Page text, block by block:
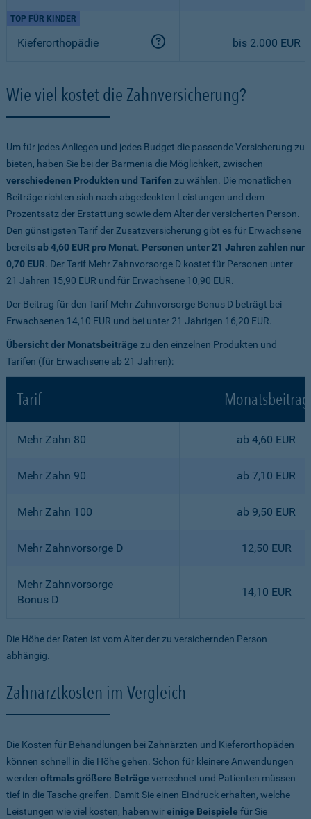
TOP FÜR KINDER
Kieferorthopädie bis 2.000 EUR
Wie viel kostet die Zahnversicherung?
Um für jedes Anliegen und jedes Budget die passende Versicherung zu
bieten, haben Sie bei der Barmenia die Möglichkeit, zwischen
verschiedenen Produkten und Tarifen zu wählen. Die monatlichen
Beiträge richten sich nach abgedeckten Leistungen und dem
Prozentsatz der Erstattung sowie dem Alter der versicherten Person.
Den günstigsten Tarif der Zusatzversicherung gibt es für Erwachsene
bereitsab 4,60 EUR pro Monat. Personen unter 21 Jahren zahlen nur
0,70 EUR. Der Tarif Mehr Zahnvorsorge D kostet für Personen unter
21 Jahren 15,90 EUR und für Erwachsene 10,90 EUR.
Der Beitrag für den Tarif Mehr Zahnvorsorge Bonus D beträgt bei
Erwachsenen 14,10 EUR und bei unter 21 Jährigen 16,20 EUR.
Übersicht der Monatsbeiträge zu den einzelnen Produkten und
Tarifen (für Erwachsene ab 21 Jahren):
Tarif Monatsbeitrag
Mehr Zahn 80 ab 4,60 EUR
Mehr Zahn 90 ab 7,10 EUR
Mehr Zahn 100 ab 9,50 EUR
Mehr Zahnvorsorge D 12,50 EUR
Mehr Zahnvorsorge
Bonus D
14,10 EUR
Die Höhe der Raten ist vom Alter der zu versichernden Person
abhängig.
Zahnarztkosten im Vergleich
Die Kosten für Behandlungen bei Zahnärzten und Kieferorthopäden
können schnell in die Höhe gehen. Schon für kleinere Anwendungen
werden oftmals größere Beträge verrechnet und Patienten müssen
tief in die Tasche greifen. Damit Sie einen Eindruck erhalten, welche
Leistungen wie viel kosten, haben wireinige Beispiele für Sie